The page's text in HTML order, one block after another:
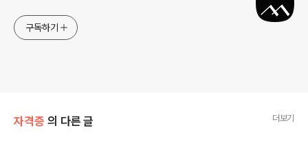
구독하기
자격증 의 다른 글 더보기